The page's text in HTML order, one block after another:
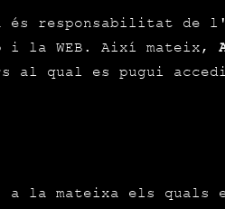
és responsabilitat de
i la WEB. Així mateix,
al qual es pugui
a la mateixa els